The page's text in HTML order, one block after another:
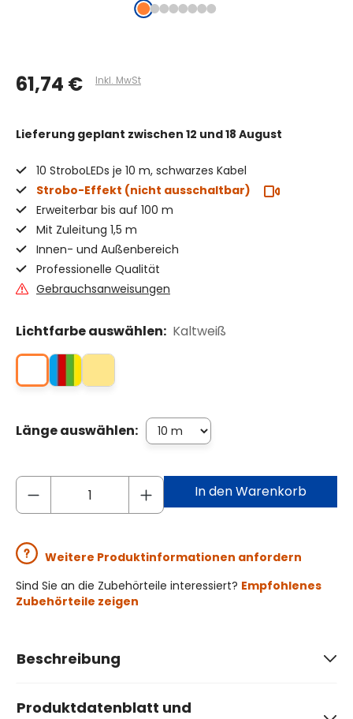
61,74 € Inkl. MwSt
Lieferung geplant zwischen 12 und 18 August
10 StroboLEDs je 10 m, schwarzes Kabel
Strobo-Effekt (nicht ausschaltbar)
Erweiterbar bis auf 100 m
Mit Zuleitung 1,5 m
Innen- und Außenbereich
Professionelle Qualität
Gebrauchsanweisungen
Lichtfarbe auswählen: Kaltweiß
Länge auswählen:
In den Warenkorb
Weitere Produktinformationen anfordern
Sind Sie an die Zubehörteile interessiert? Empfohlenes
Zubehörteile zeigen
Beschreibung
Produktdatenblatt und